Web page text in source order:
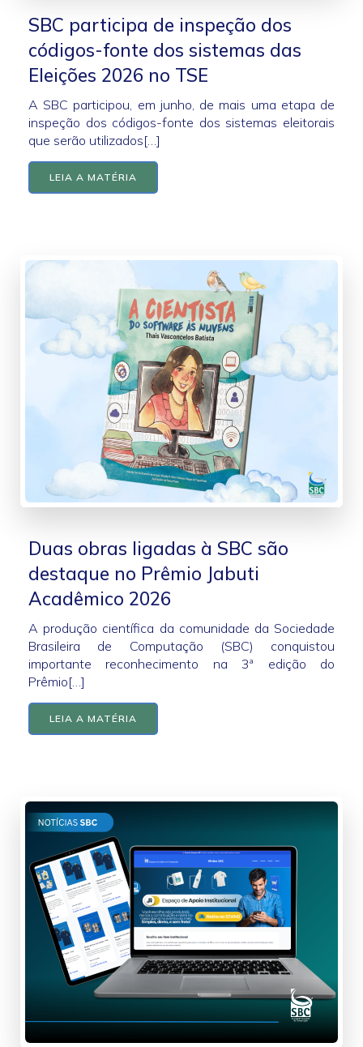
SBC participa de inspeção dos
códigos-fonte dos sistemas das
Eleições 2026 no TSE
A SBC participou, em junho, de mais uma etapa de
inspeção dos códigos-fonte dos sistemas eleitorais
que serão utilizados[…]
LEIA A MATÉRIA
Duas obras ligadas à SBC são
destaque no Prêmio Jabuti
Acadêmico 2026
A produção científica da comunidade da Sociedade
Brasileira de Computação (SBC) conquistou
importante reconhecimento na 3ª edição do
Prêmio[…]
LEIA A MATÉRIA